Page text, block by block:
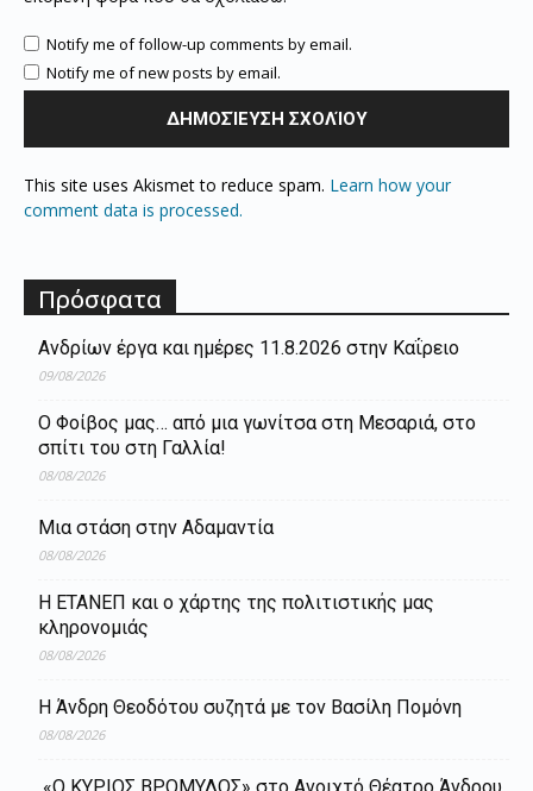
Notify me of follow-up comments by email.
Notify me of new posts by email.
This site uses Akismet to reduce spam. Learn how your
comment data is processed.
Πρόσφατα
Ανδρίων έργα και ημέρες 11.8.2026 στην Καΐρειο
09/08/2026
Ο Φοίβος μας… από μια γωνίτσα στη Μεσαριά, στο
σπίτι του στη Γαλλία!
08/08/2026
Μια στάση στην Αδαμαντία
08/08/2026
Η ΕΤΑΝΕΠ και ο χάρτης της πολιτιστικής μας
κληρονομιάς
08/08/2026
Η Άνδρη Θεοδότου συζητά με τον Βασίλη Πομόνη
08/08/2026